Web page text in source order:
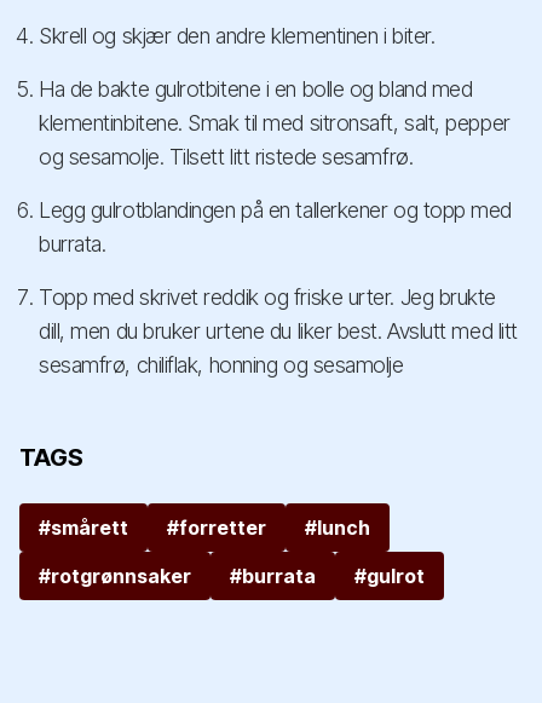
Skrell og skjær den andre klementinen i biter.
Ha de bakte gulrotbitene i en bolle og bland med
klementinbitene. Smak til med sitronsaft, salt, pepper
og sesamolje. Tilsett litt ristede sesamfrø.
Legg gulrotblandingen på en tallerkener og topp med
burrata.
Topp med skrivet reddik og friske urter. Jeg brukte
dill, men du bruker urtene du liker best. Avslutt med litt
sesamfrø, chiliflak, honning og sesamolje
TAGS
#smårett #forretter
#lunch
#rotgrønnsaker
#burrata #gulrot